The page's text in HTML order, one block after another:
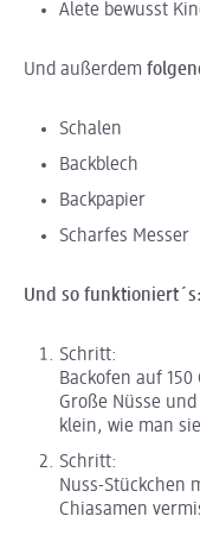
Alete bewusst
Und außerdem
Schalen
Backblech
Backpapier
Scharfes Messer
Und so funktioniert´s:
Schritt:
Backofen auf
Große Nüsse
klein, wie man
Schritt:
Nuss-Stückchen
Chiasamen